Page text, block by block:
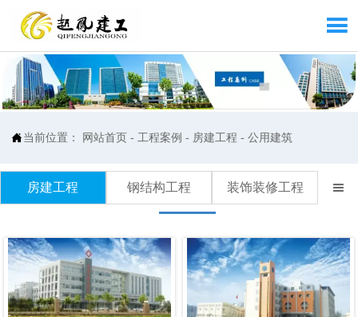

 当前位置： 网站首页 - 工程案例 - 房建工程 -公用建筑
房建工程 钢结构工程 装饰装修工程 